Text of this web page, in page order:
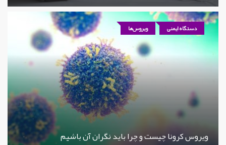
دستگاه ایمنی ویروس‌ها
ویروس کرونا چیست و چرا باید نگران آن باشیم